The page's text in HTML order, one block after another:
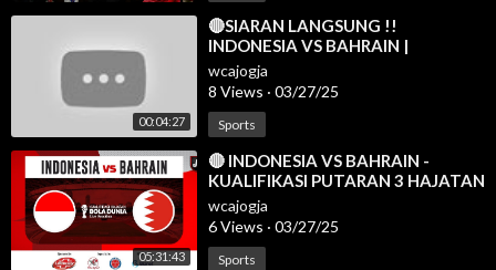
00:04:27
⁣🔴SIARAN LANGSUNG !!
INDONESIA VS BAHRAIN |
KUALIFIKASI PIALA DUNIA 2026
wcajogja
8 Views · 03/27/25
Sports
05:31:43
⁣🔴 INDONESIA VS BAHRAIN -
KUALIFIKASI PUTARAN 3 HAJATAN
BOLA DUNIA 2026 - LIVE
REACTION
wcajogja
6 Views · 03/27/25
Sports